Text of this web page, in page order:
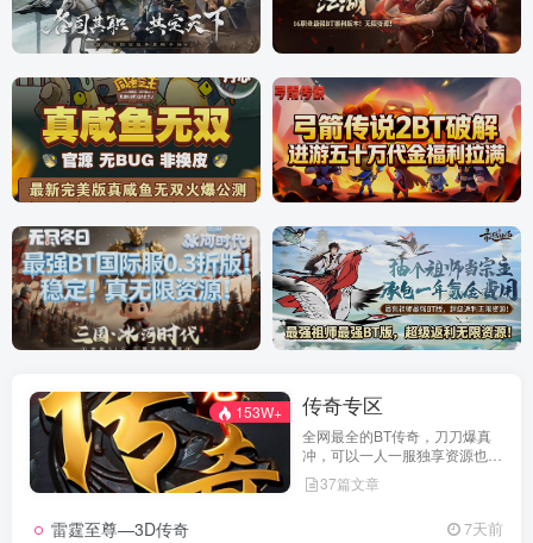
153W+ 传奇专区
全网最全的BT传奇，刀刀爆真
冲，可以一人一服独享资源也可
万人沙城争霸
37篇文章
雷霆至尊—3D传奇 7天前